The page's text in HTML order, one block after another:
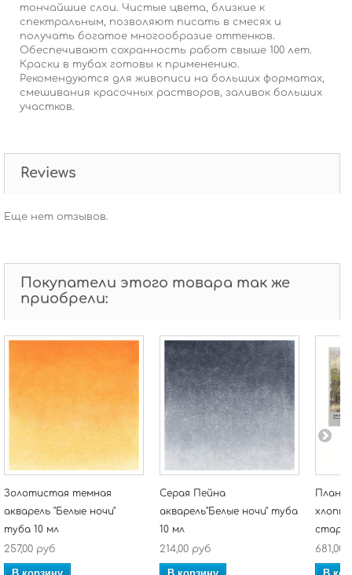
тончайшие слои. Чистые цвета, близкие к
спектральным, позволяют писать в смесях и
получать богатое многообразие оттенков.
Обеспечивают сохранность работ свыше 100 лет.
Краски в тубах готовы к применению.
Рекомендуются для живописи на больших форматах,
смешивания красочных растворов, заливок больших
участков.
Reviews
Еще нет отзывов.
Покупатели этого товара так же
приобрели:
Золотистая темная
акварель "Белые ночи"
туба 10 мл
257,00 руб
Серая Пейна
акварель"Белые ночи" туба
10 мл
214,00 руб
681,00